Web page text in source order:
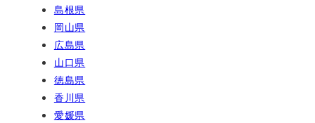
島根県
岡山県
広島県
山口県
徳島県
香川県
愛媛県